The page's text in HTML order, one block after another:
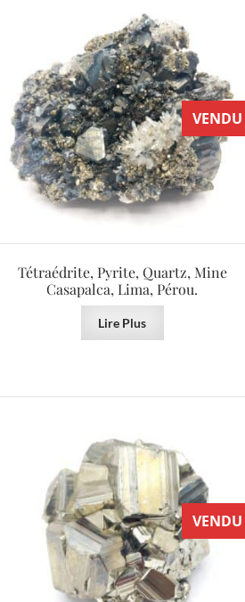
VENDU
Tétraédrite, Pyrite, Quartz, Mine
Casapalca, Lima, Pérou.
Lire Plus
VENDU